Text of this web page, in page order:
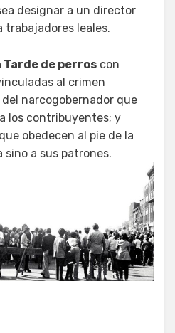
designar a un director
trabajadores leales.
de perros con
al crimen
narcogobernador que
los contribuyentes; y
obedecen al pie de la
a sus patrones.